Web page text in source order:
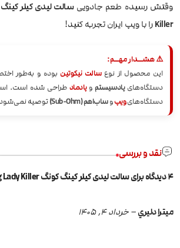
وقتش رسیده طعم جادویی
Killerرا با ویپ ایران تجربه کنید!
⚠️ هشــدار مهــم:
این محصول از نوعسالت نیکوتینبوده و به‌طور
دستگاه‌هایپادسیستموپادماد طراحی شده است.
دستگاه‌هایویپوساب‌اهم (Sub-Ohm) توصیه
نقد و بررسی
4 دیدگاه برای سالت لیدی کیلر کینگ کونگ King Kong Lady Killer
ميترا دليري– خرداد 4, 1405